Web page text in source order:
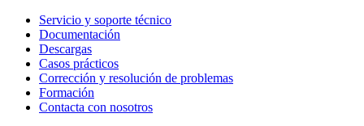
Servicio y soporte técnico
Documentación
Descargas
Casos prácticos
Corrección y resolución de problemas
Formación
Contacta con nosotros